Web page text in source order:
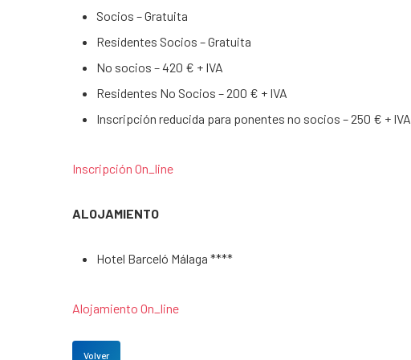
Socios – Gratuita
Residentes Socios – Gratuita
No socios – 420 € + IVA
Residentes No Socios – 200 € + IVA
Inscripción reducida para ponentes no socios – 250 € + IVA
Inscripción On_line
ALOJAMIENTO
Hotel Barceló Málaga ****
Alojamiento On_line
Volver